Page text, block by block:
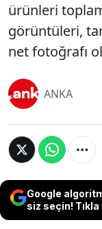
ürünleri
görüntüleri,
net fotoğrafı
ANKA
Google
siz seçin! Tıkla